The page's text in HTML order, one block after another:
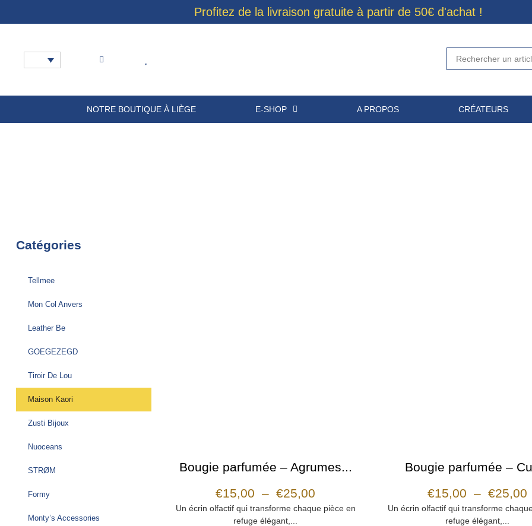
Profitez de la livraison gratuite à partir de 50€ d'achat !
NOTRE BOUTIQUE À LIÈGE E-SHOP A PROPOS CRÉATEURS
Catégories
Tellmee
Mon Col Anvers
Leather Be
GOEGEZEGD
Tiroir De Lou
Maison Kaori
Zusti Bijoux
Nuoceans
STRØM
Formy
Monty’s Accessories
Bougie parfumée – Agrumes...
€15,00 – €25,00
Un écrin olfactif qui transforme chaque pièce en
refuge élégant,...
Bougie parfumée –
€15,00 – €25,00
Un écrin olfactif qui transforme
refuge élégant,...